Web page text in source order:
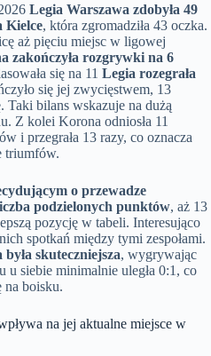
Legia Warszawa zdobyła 49
Kielce, która zgromadziła 43 oczka.
aż pięciu miejsc w ligowej
zakończyła rozgrywki na 6
się na 11 Legia rozegrała
się jej zwycięstwem, 13
Taki bilans wskazuje na dużą
Z kolei Korona odniosła 11
i przegrała 13 razy, co oznacza
triumfów.
o przewadze
podzielonych punktów, aż 13
pozycję w tabeli. Interesująco
spotkań między tymi zespołami.
skuteczniejsza, wygrywając
u siebie minimalnie uległa 0:1, co
boisku.
na jej aktualne miejsce w